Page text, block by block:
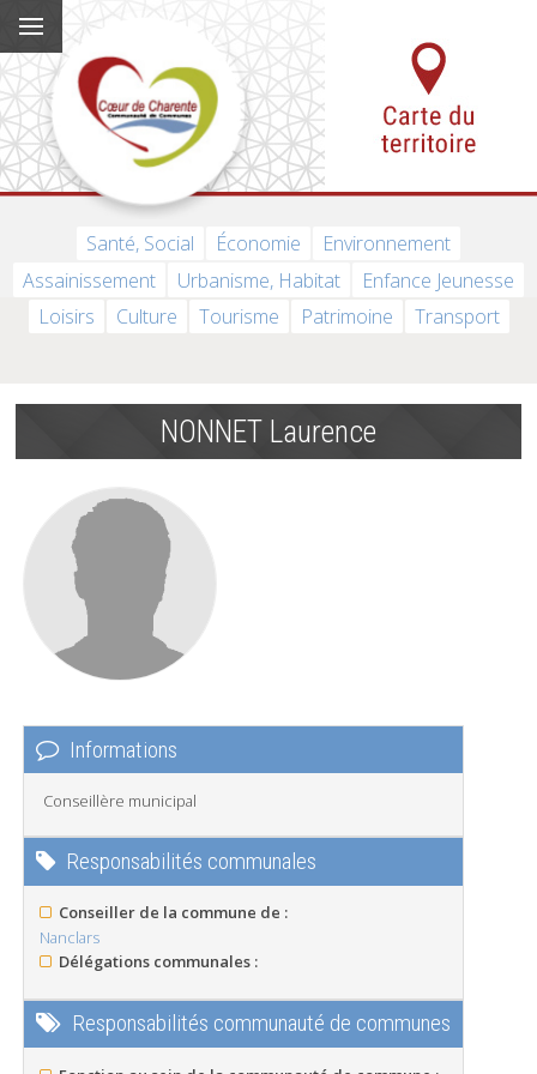
Santé, Social Économie
Environnement
Assainissement
Urbanisme, Habitat
Enfance Jeunesse
Loisirs
Culture Tourisme Patrimoine Transport
NONNET Laurence
Informations
Conseillère municipal
Responsabilités communales
Conseiller de la commune de :
Nanclars
Délégations communales :
Responsabilités communauté de communes